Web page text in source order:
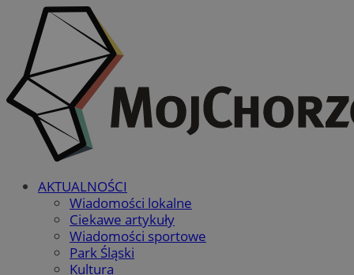
AKTUALNOŚCI
Wiadomości lokalne
Ciekawe artykuły
Wiadomości sportowe
Park Śląski
Kultura